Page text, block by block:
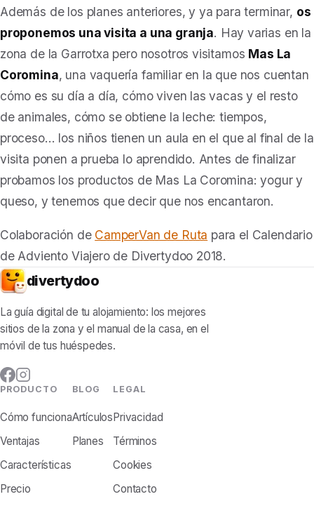
Además de los planes anteriores, y ya para terminar, os
proponemos una visita a una granja. Hay varias en la
zona de la Garrotxa pero nosotros visitamos Mas La
Coromina, una vaquería familiar en la que nos cuentan
cómo es su día a día, cómo viven las vacas y el resto
de animales, cómo se obtiene la leche: tiempos,
proceso… los niños tienen un aula en el que al final de la
visita ponen a prueba lo aprendido. Antes de finalizar
probamos los productos de Mas La Coromina: yogur y
queso, y tenemos que decir que nos encantaron.
Colaboración de CamperVan de Ruta para el Calendario
de Adviento Viajero de Divertydoo 2018.
divertydoo
La guía digital de tu alojamiento: los mejores
sitios de la zona y el manual de la casa, en el
móvil de tus huéspedes.
PRODUCTO
Cómo funciona
Ventajas
Características
Precio
BLOG
Artículos
Planes
LEGAL
Privacidad
Términos
Cookies
Contacto